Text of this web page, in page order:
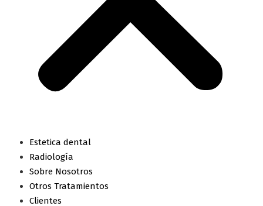
Estetica dental
Radiología
Sobre Nosotros
Otros Tratamientos
Clientes